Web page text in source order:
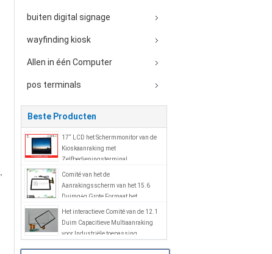
buiten digital signage
wayfinding kiosk
Allen in één Computer
pos terminals
Beste Producten
17“ LCD het Schermmonitor van de
Kioskaanraking met
Zelfbedieningsterminal
Comité van het de
Aanrakingsscherm van het 15.6
Duimg+g Grote Formaat het
Het interactieve Comité van de 12.1
Duim Capacitieve Multiaanraking
voor Industriële toepassing